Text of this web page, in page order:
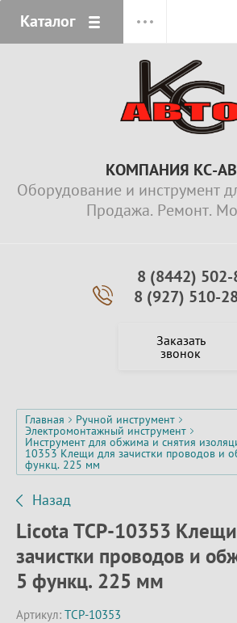
Каталог
КОМПАНИЯ КС-
Оборудование и инструмент
Продажа. Ремонт.
8 (8442) 502-
8 (927) 510-
Заказать
звонок
Главная Ручной инструмент
Электромонтажный инструмент
Инструмент для обжима и снятия
10353 Клещи для зачистки проводов и
функц. 225 мм
Назад
Licota TCP-10353
зачистки проводов и
5 функц. 225 мм
Артикул: TCP-10353